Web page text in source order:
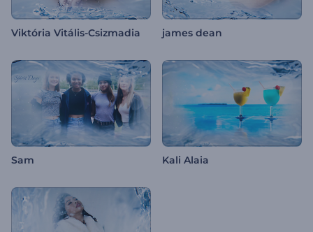
Viktória Vitális-Csizmadia james dean
Sam Kali Alaia